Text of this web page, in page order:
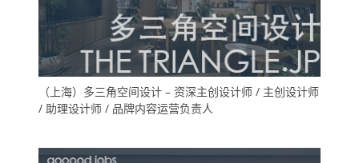
（上海）多三角空间设计 – 资深主创设计师 / 主创设计师
/ 助理设计师 / 品牌内容运营负责人